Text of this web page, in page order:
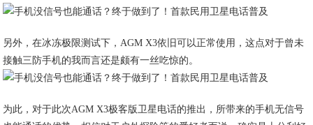
另外，在冰冻极限测试下，AGM X3依旧可以正常使用，这点对于曾未
接触三防手机的我而言还是颇有一丝吃惊的。
为此，对于此次AGM X3极客版卫星电话的推出，所带来的手机无信号